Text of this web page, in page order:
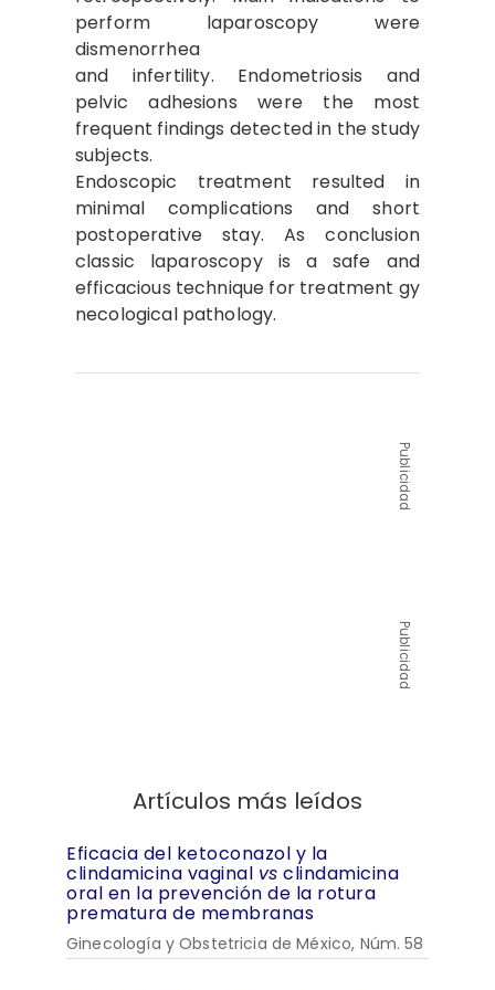
perform laparoscopy were
dismenorrhea
and infertility. Endometriosis and
pelvic adhesions were the most
frequent findings detected in the study
subjects.
Endoscopic treatment resulted in
minimal complications and short
postoperative stay. As conclusion
classic laparoscopy is a safe and
efficacious technique for treatment gy
necological pathology.
Publicidad
Publicidad
Artículos más leídos
Eficacia del ketoconazol y la
clindamicina vaginal vs clindamicina
oral en la prevención de la rotura
prematura de membranas
Ginecología y Obstetricia de México, Núm. 58